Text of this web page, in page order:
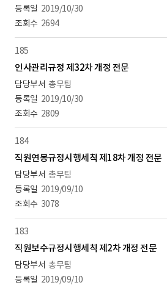
2019/10/30
2694
185
인사관리규정 제32차 개정 전문
총무팀
2019/10/30
2809
184
직원연봉규정시행세칙 제18차 개정 전문
총무팀
2019/09/10
3078
183
직원보수규정시행세칙 제2차 개정 전문
총무팀
2019/09/10